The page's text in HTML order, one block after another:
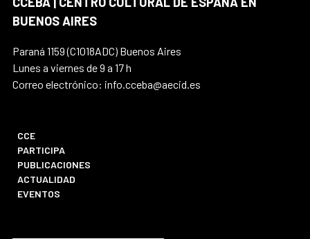
BUENOS AIRES
Paraná 1159 (C1018ADC) Buenos Aires
Lunes a viernes de 9 a 17 h
Correo electrónico: info.cceba@aecid.es
CCE
PARTICIPA
PUBLICACIONES
ACTUALIDAD
EVENTOS